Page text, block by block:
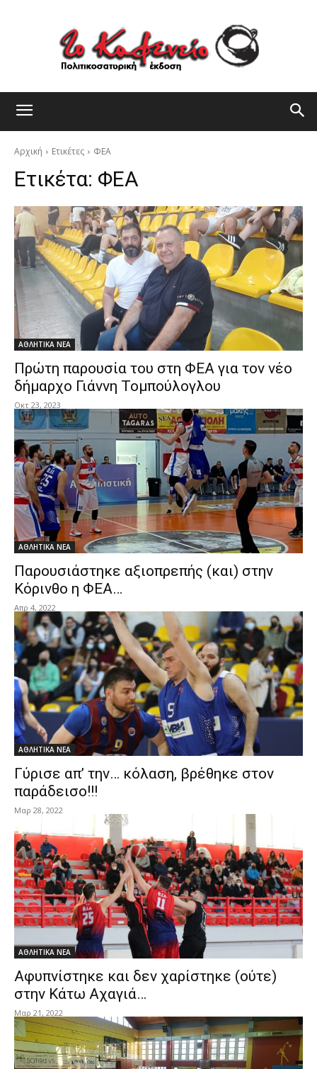
Αρχική Ετικέτες ΦΕΑ
Ετικέτα: ΦΕΑ
ΑΘΛΗΤΙΚΑ ΝΕΑ
Πρώτη παρουσία του στη ΦΕΑ για τον νέο
δήμαρχο Γιάννη Τομπούλογλου
Οκτ 23, 2023
ΑΘΛΗΤΙΚΑ ΝΕΑ
Παρουσιάστηκε αξιοπρεπής (και) στην
Κόρινθο η ΦΕΑ…
Απρ 4, 2022
ΑΘΛΗΤΙΚΑ ΝΕΑ
Γύρισε απ’ την… κόλαση, βρέθηκε στον
παράδεισο!!!
Μαρ 28, 2022
ΑΘΛΗΤΙΚΑ ΝΕΑ
Αφυπνίστηκε και δεν χαρίστηκε (ούτε)
στην Κάτω Αχαγιά…
Μαρ 21, 2022